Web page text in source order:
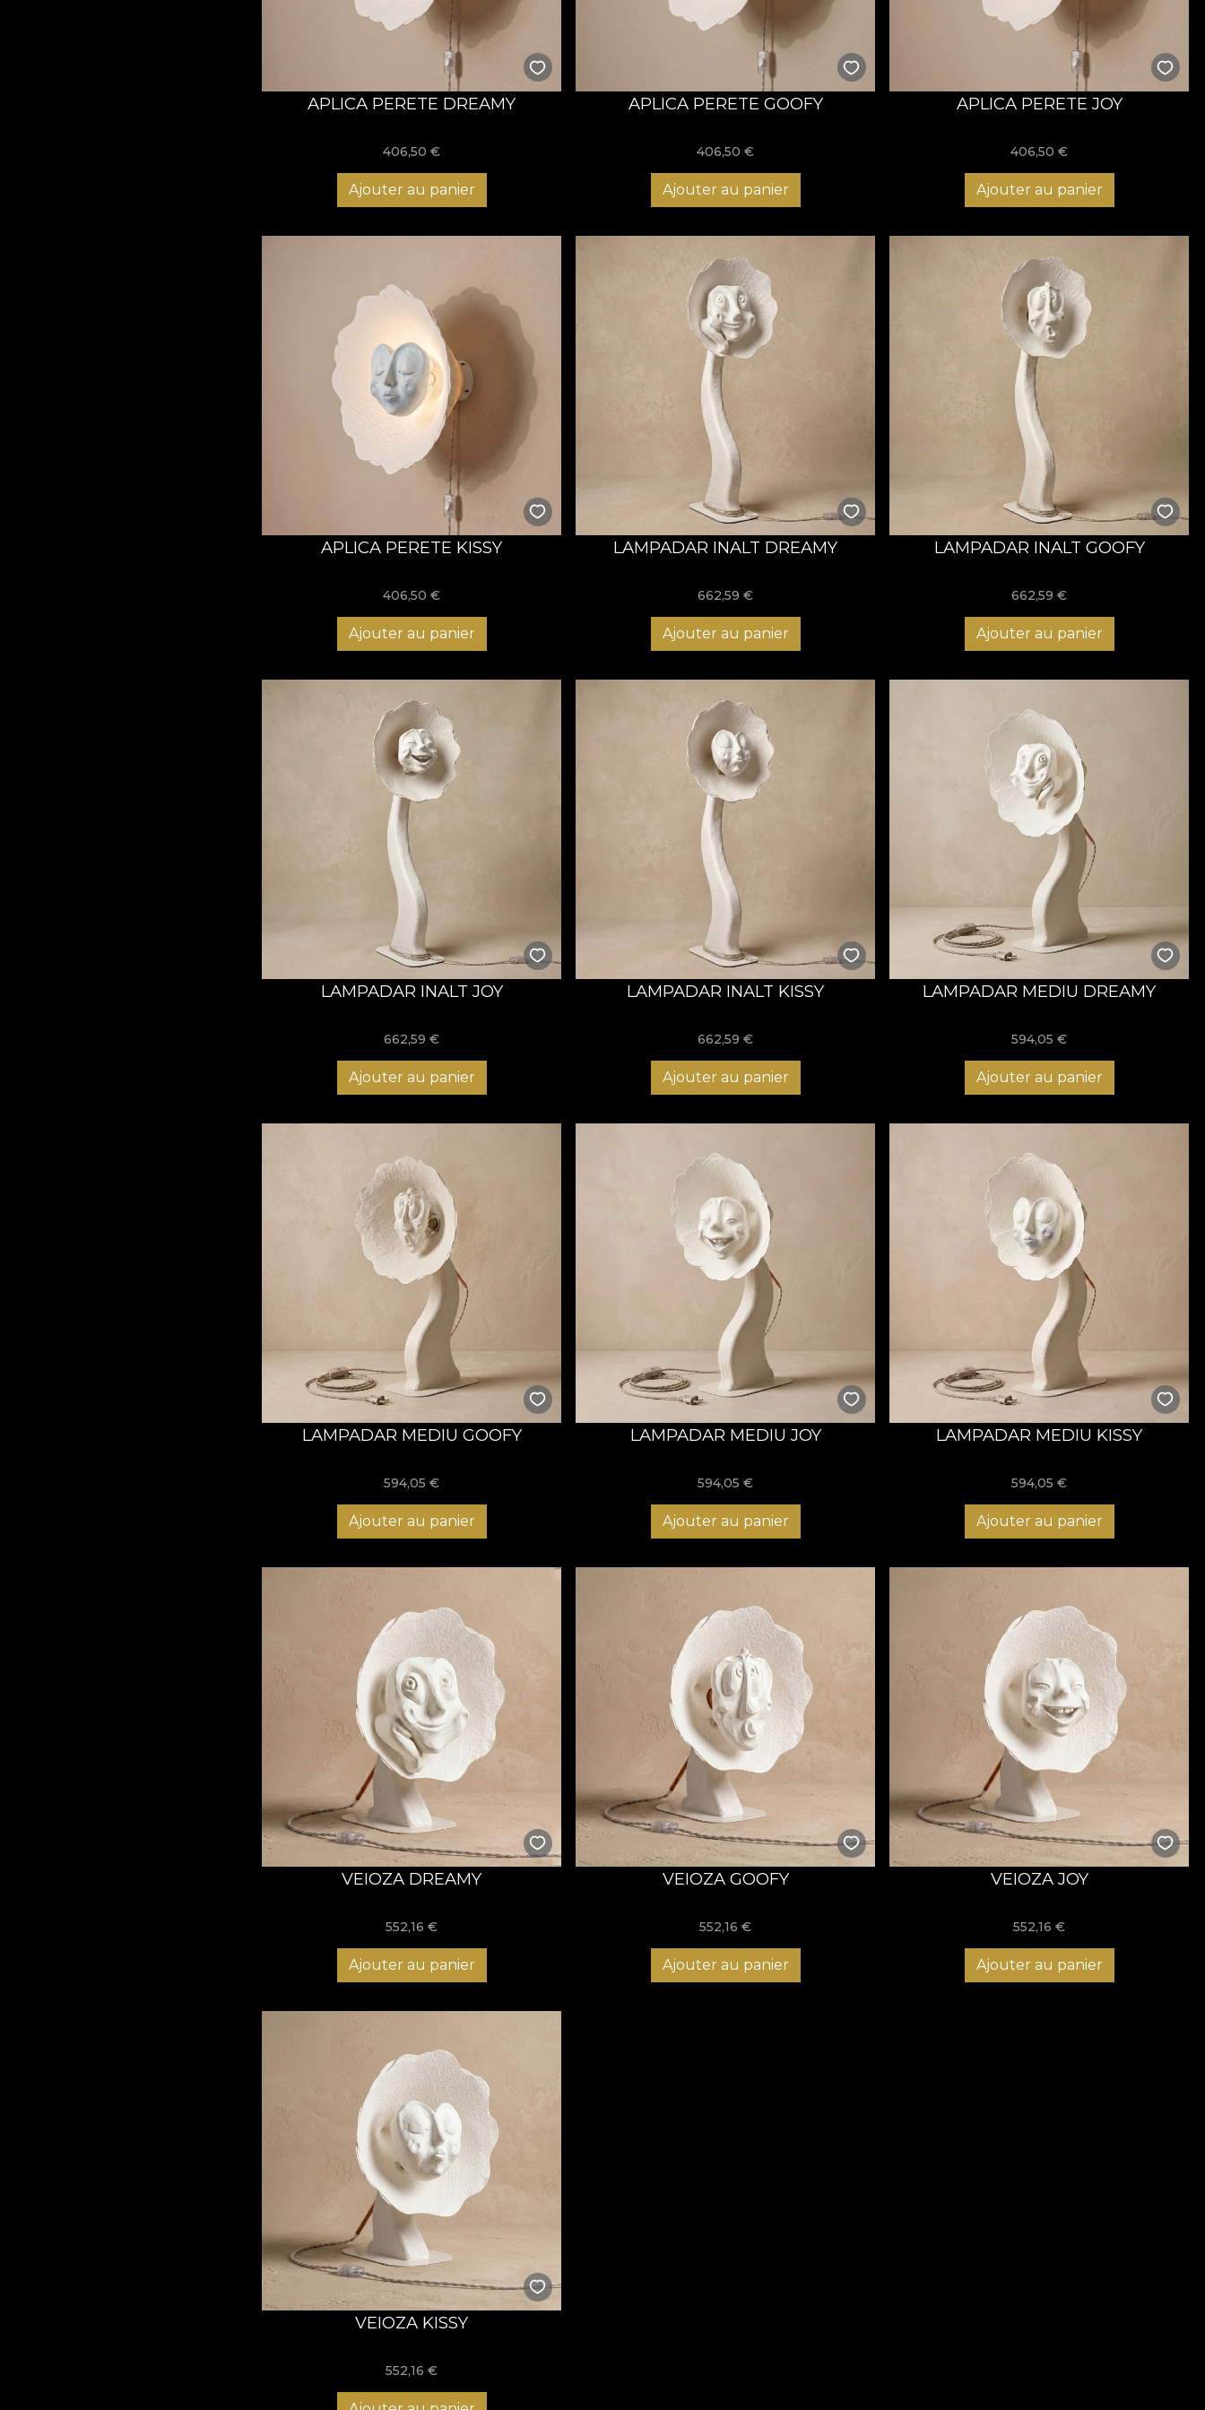
Tandru și afectuos, o celebrare a gesturilor calde și a emoțiilor blânde.
Eternul visător, personajul care inspiră calm, contemplare și evadare poetică.
Naivul fermecător care privește lumea cu o uimire adorabilă și stângace.
Modularitate Inovatoare și Lumină Adaptabilă
iluminat preferat și de a colecționa noi expresii în timp. Mai mult, fiecare piesă este dotată cu un
întrerupător cu variator (dimmer)
de relaxare, lămpile "MIMICA" sunt o celebrare a designului cu personalitate, o lume care îți zâmbește înapoi.
APLICA PERETE DREAMY
406,50€
Ajouter au panier
APLICA PERETE GOOFY
406,50€
Ajouter au panier
APLICA PERETE JOY
406,50€
Ajouter au panier
APLICA PERETE KISSY
406,50€
Ajouter au panier
LAMPADAR INALT DREAMY
662,59€
Ajouter au panier
LAMPADAR INALT GOOFY
662,59€
Ajouter au panier
LAMPADAR INALT JOY
662,59€
Ajouter au panier
LAMPADAR INALT KISSY
662,59€
Ajouter au panier
LAMPADAR MEDIU DREAMY
594,05€
Ajouter au panier
LAMPADAR MEDIU GOOFY
594,05€
Ajouter au panier
LAMPADAR MEDIU JOY
594,05€
Ajouter au panier
LAMPADAR MEDIU KISSY
594,05€
Ajouter au panier
VEIOZA DREAMY
552,16€
Ajouter au panier
VEIOZA GOOFY
552,16€
Ajouter au panier
VEIOZA JOY
552,16€
Ajouter au panier
VEIOZA KISSY
552,16€